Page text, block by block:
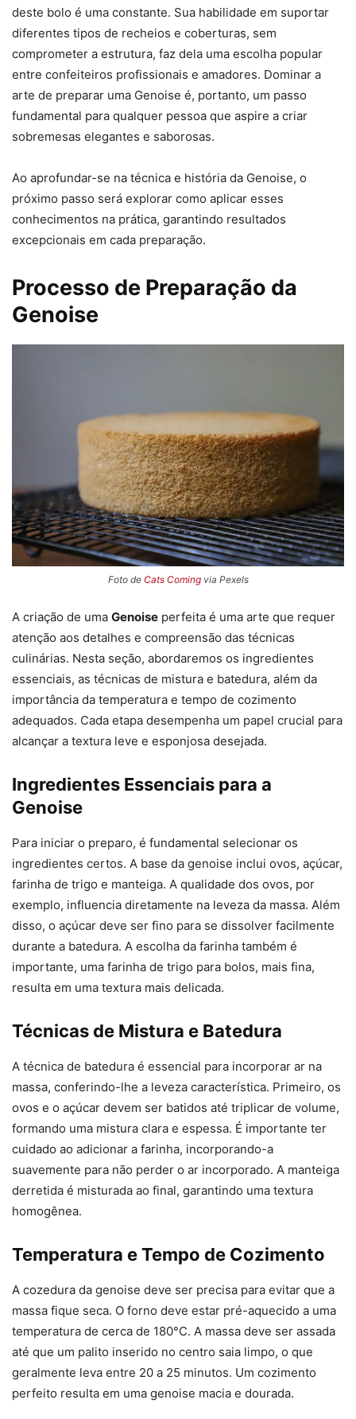
deste bolo é uma constante. Sua habilidade em suportar
diferentes tipos de recheios e coberturas, sem
comprometer a estrutura, faz dela uma escolha popular
entre confeiteiros profissionais e amadores. Dominar a
arte de preparar uma Genoise é, portanto, um passo
fundamental para qualquer pessoa que aspire a criar
sobremesas elegantes e saborosas.
Ao aprofundar-se na técnica e história da Genoise, o
próximo passo será explorar como aplicar esses
conhecimentos na prática, garantindo resultados
excepcionais em cada preparação.
Processo de Preparação da
Genoise
Foto de Cats Comingvia Pexels
A criação de uma Genoise perfeita é uma arte que requer
atenção aos detalhes e compreensão das técnicas
culinárias. Nesta seção, abordaremos os ingredientes
essenciais, as técnicas de mistura e batedura, além da
importância da temperatura e tempo de cozimento
adequados. Cada etapa desempenha um papel crucial para
alcançar a textura leve e esponjosa desejada.
Ingredientes Essenciais para a
Genoise
Para iniciar o preparo, é fundamental selecionar os
ingredientes certos. A base da genoise inclui ovos, açúcar,
farinha de trigo e manteiga. A qualidade dos ovos, por
exemplo, influencia diretamente na leveza da massa. Além
disso, o açúcar deve ser fino para se dissolver facilmente
durante a batedura. A escolha da farinha também é
importante, uma farinha de trigo para bolos, mais fina,
resulta em uma textura mais delicada.
Técnicas de Mistura e Batedura
A técnica de batedura é essencial para incorporar ar na
massa, conferindo-lhe a leveza característica. Primeiro, os
ovos e o açúcar devem ser batidos até triplicar de volume,
formando uma mistura clara e espessa. É importante ter
cuidado ao adicionar a farinha, incorporando-a
suavemente para não perder o ar incorporado. A manteiga
derretida é misturada ao final, garantindo uma textura
homogênea.
Temperatura e Tempo de Cozimento
A cozedura da genoise deve ser precisa para evitar que a
massa fique seca. O forno deve estar pré-aquecido a uma
temperatura de cerca de 180°C. A massa deve ser assada
até que um palito inserido no centro saia limpo, o que
geralmente leva entre 20 a 25 minutos. Um cozimento
perfeito resulta em uma genoise macia e dourada.